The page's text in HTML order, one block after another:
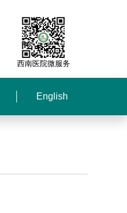
西南医院微服务
English